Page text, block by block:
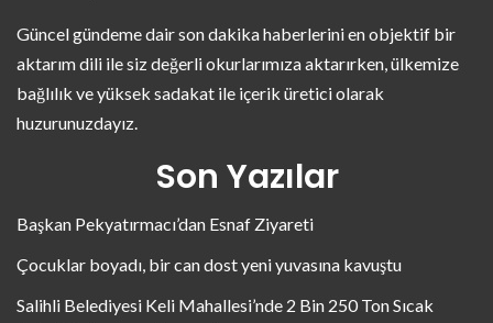
Güncel gündeme dair son dakika haberlerini en objektif bir
aktarım dili ile siz değerli okurlarımıza aktarırken, ülkemize
bağlılık ve yüksek sadakat ile içerik üretici olarak
huzurunuzdayız.
Son Yazılar
Başkan Pekyatırmacı’dan Esnaf Ziyareti
Çocuklar boyadı, bir can dost yeni yuvasına kavuştu
Salihli Belediyesi Keli Mahallesi’nde 2 Bin 250 Ton Sıcak